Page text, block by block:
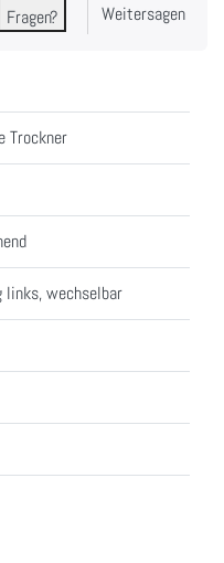
Fragen? Weitersagen
Trockner
links, wechselbar